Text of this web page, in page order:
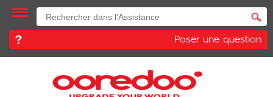
Poser une question